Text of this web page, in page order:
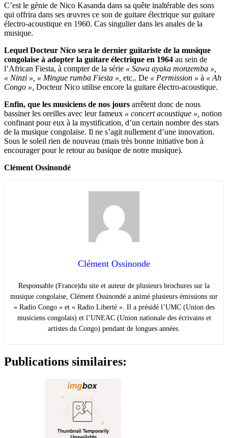
C’est le génie de Nico Kasanda dans sa quête inaltérable des sons
qui offrira dans ses œuvres ce son de guitare électrique sur guitare
électro-acoustique en 1960. Cas singulier dans les anales de la
musique.
Lequel Docteur Nico sera le dernier guitariste de la musique
congolaise à adopter la guitare électrique en 1964 au sein de
l’African Fiesta, à compter de la série « Sawa ayaka monzemba »,
« Ninzi », « Mingue rumba Fiesta », etc.. De « Permission » à « Ah
Congo », Docteur Nico utilise encore la guitare électro-acoustique.
Enfin, que les musiciens de nos jours arrêtent donc de nous
bassiner les oreilles avec leur fameux « concert acoustique », notion
confinant pour eux à la mystification, d’un certain nombre des stars
de la musique congolaise. Il ne s’agit nullement d’une innovation.
Sous le soleil rien de nouveau (mais très bonne initiative bon à
encourager pour le retour au basique de notre musique).
Clément Ossinondé
Clément Ossinonde
Responsable (France)du site et auteur de plusieurs brochures sur la
musique congolaise, Clément Ossinondé a animé plusieurs émissions sur
« Radio Congo » et « Radio Liberté ». Il a présidé l’UMC (Union des
musiciens congolais) et l’UNEAC (Union nationale des écrivains et
artistes du Congo) pendant de longues années.
Publications similaires: